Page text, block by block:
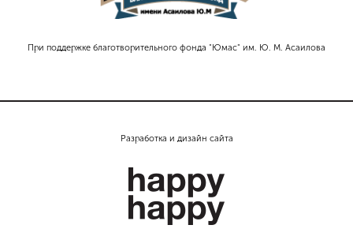
При поддержке благотворительного фонда "Юмас" им. Ю. М. Асаилова
Разработка и дизайн сайта